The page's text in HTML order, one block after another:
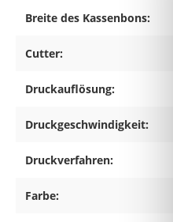
Breite des Kassenbons:
Cutter:
Druckauflösung:
Druckgeschwindigkeit:
Druckverfahren:
Farbe: